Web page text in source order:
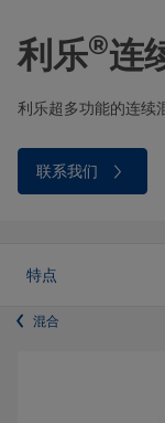
利乐®连
利乐超多功能的连续
联系我们
特点
混合